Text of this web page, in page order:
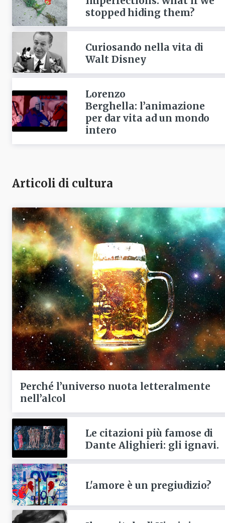
stopped hiding them?
Curiosando nella vita di
Walt Disney
Lorenzo
Berghella: l’animazione
per dar vita ad un mondo
intero
Articoli di cultura
Perché l’universo nuota letteralmente
nell’alcol
Le citazioni più famose di
Dante Alighieri: gli ignavi.
L'amore è un pregiudizio?